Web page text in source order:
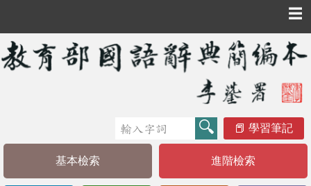
☰
學習筆記
基本檢索 進階檢索